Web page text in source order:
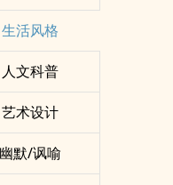
生活风格
人文科普
艺术设计
幽默/讽喻